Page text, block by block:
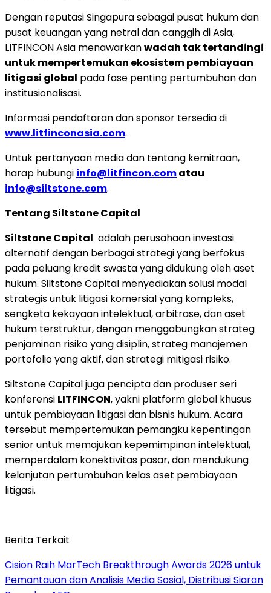
Dengan reputasi Singapura sebagai pusat hukum dan
pusat keuangan yang netral dan canggih di Asia,
LITFINCON Asia menawarkanwadah tak tertandingi
untuk mempertemukan ekosistem pembiayaan
litigasi global pada fase penting pertumbuhan dan
institusionalisasi.
Informasi pendaftaran dan sponsor tersedia di
www.litfinconasia.com.
Untuk pertanyaan media dan tentang kemitraan,
harap hubungi info@litfincon.comatau
info@siltstone.com.
Tentang Siltstone Capital
Siltstone Capital adalah perusahaan investasi
alternatif dengan berbagai strategi yang berfokus
pada peluang kredit swasta yang didukung oleh aset
hukum. Siltstone Capital menyediakan solusi modal
strategis untuk litigasi komersial yang kompleks,
sengketa kekayaan intelektual, arbitrase, dan aset
hukum terstruktur, dengan menggabungkan strateg
penjaminan risiko yang disiplin, strateg manajemen
portofolio yang aktif, dan strategi mitigasi risiko.
Siltstone Capital juga pencipta dan produser seri
konferensi LITFINCON, yakni platform global khusus
untuk pembiayaan litigasi dan bisnis hukum. Acara
tersebut mempertemukan pemangku kepentingan
senior untuk memajukan kepemimpinan intelektual,
memperdalam konektivitas pasar, dan mendukung
kelanjutan pertumbuhan kelas aset pembiayaan
litigasi.
Berita Terkait
Cision Raih MarTech Breakthrough Awards 2026 untuk
Pemantauan dan Analisis Media Sosial, Distribusi Siaran